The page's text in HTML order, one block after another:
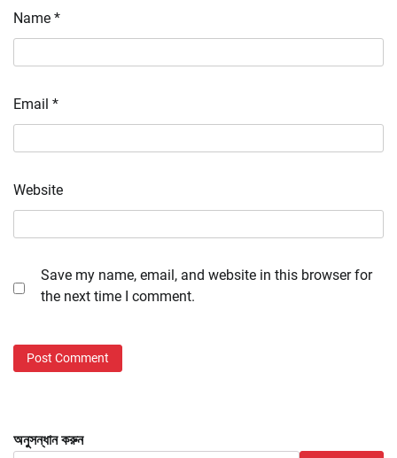
Name *
Email *
Website
Save my name, email, and website in this browser for
the next time I comment.
অনুসন্ধান করুন